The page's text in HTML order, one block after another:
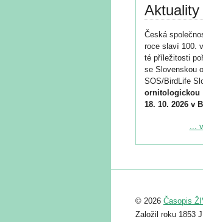
Aktuality
Česká
roce slaví 100.
té příležitosti
se Slovenskou
SOS/BirdLife
ornitologickou
18. 10. 2026 v
Podrobnější
Registrovat se
abstraktu
posteru je už
...
© 2026 Časopis
Založil roku 1853